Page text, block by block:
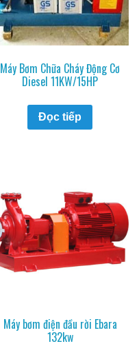
Máy Bơm Chữa Cháy Động Cơ
Diesel 11KW/15HP
Đọc tiếp
Máy bơm điện đầu rời Ebara
132kw